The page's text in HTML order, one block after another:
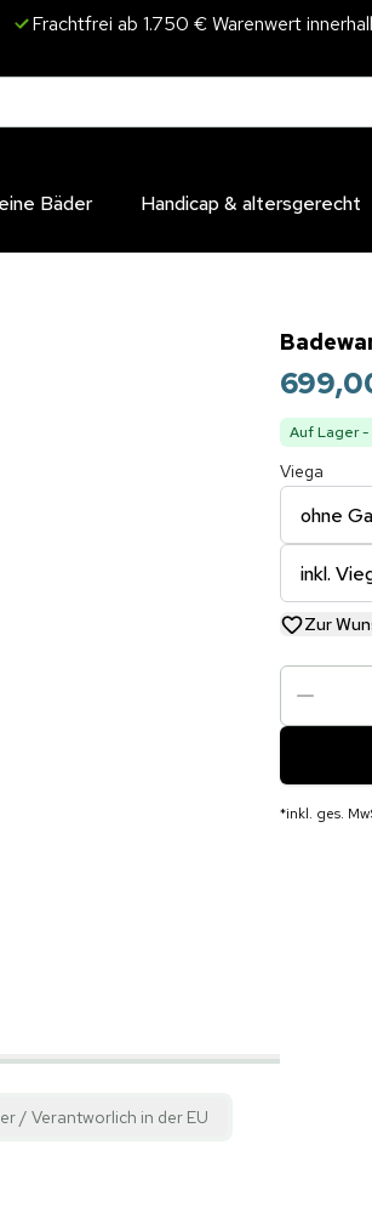
Frachtfrei ab 1.750 € Warenwert
Bäder Handicap & altersgerecht
Auf Lager
Viega
ohne
inkl.
Zur
*inkl. ges.
/ Verantworlich in der EU